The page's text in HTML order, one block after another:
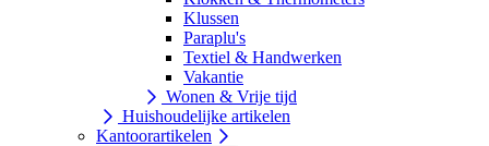
Klussen
Paraplu's
Textiel & Handwerken
Vakantie
Wonen & Vrije tijd
Huishoudelijke artikelen
Kantoorartikelen